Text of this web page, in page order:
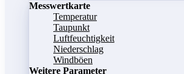
Messwertkarte
Temperatur
Taupunkt
Luftfeuchtigkeit
Niederschlag
Windböen
Weitere Parameter